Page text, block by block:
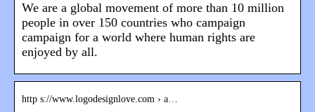
We are a global movement of more than 10 million
people in over 150 countries who campaign
campaign for a world where human rights are
enjoyed by all.
http s://www.logodesignlove.com › a…